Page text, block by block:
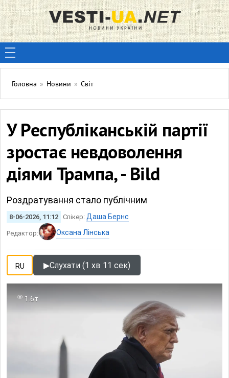
Головна » Новини » Світ
У Республіканській партії
зростає невдоволення
діями Трампа, - Bild
Роздратування стало публічним
8-06-2026, 11:12 Спікер: Даша Бернс
Редактор: Оксана Лінська
RU ▶Слухати (1 хв 11 сек)
1.6т